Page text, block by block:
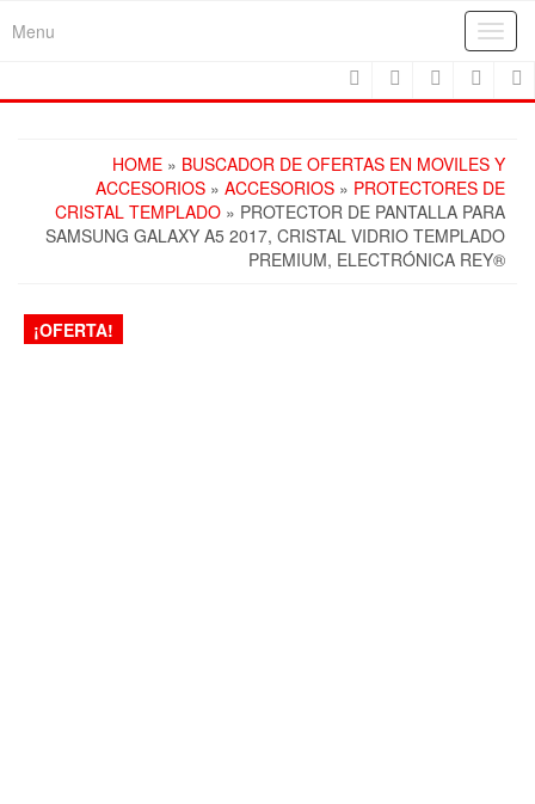
Menu
HOME » BUSCADOR DE OFERTAS EN MOVILES Y
ACCESORIOS » ACCESORIOS » PROTECTORES DE
CRISTAL TEMPLADO » PROTECTOR DE PANTALLA PARA
SAMSUNG GALAXY A5 2017, CRISTAL VIDRIO TEMPLADO
PREMIUM, ELECTRÓNICA REY®
¡OFERTA!